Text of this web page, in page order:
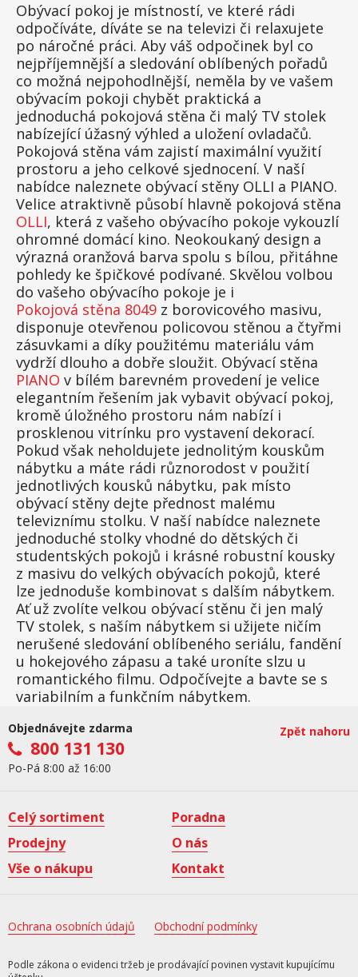
Obývací pokoj je místností, ve které rádi
odpočíváte, díváte se na televizi či relaxujete
po náročné práci. Aby váš odpočinek byl co
nejpříjemnější a sledování oblíbených pořadů
co možná nejpohodlnější, neměla by ve vašem
obývacím pokoji chybět praktická a
jednoduchá pokojová stěna či malý TV stolek
nabízející úžasný výhled a uložení ovladačů.
Pokojová stěna vám zajistí maximální využití
prostoru a jeho celkové sjednocení. V naší
nabídce naleznete obývací stěny OLLI a PIANO.
Velice atraktivně působí hlavně pokojová stěna
OLLI, která z vašeho obývacího pokoje vykouzlí
ohromné domácí kino. Neokoukaný design a
výrazná oranžová barva spolu s bílou, přitáhne
pohledy ke špičkové podívané. Skvělou volbou
do vašeho obývacího pokoje je i
Pokojová stěna 8049 z borovicového masivu,
disponuje otevřenou policovou stěnou a čtyřmi
zásuvkami a díky použitému materiálu vám
vydrží dlouho a dobře sloužit. Obývací stěna
PIANO v bílém barevném provedení je velice
elegantním řešením jak vybavit obývací pokoj,
kromě úložného prostoru nám nabízí i
prosklenou vitrínku pro vystavení dekorací.
Pokud však neholdujete jednolitým kouskům
nábytku a máte rádi různorodost v použití
jednotlivých kousků nábytku, pak místo
obývací stěny dejte přednost malému
televiznímu stolku. V naší nabídce naleznete
jednoduché stolky vhodné do dětských či
studentských pokojů i krásné robustní kousky
z masivu do velkých obývacích pokojů, které
lze jednoduše kombinovat s dalším nábytkem.
Ať už zvolíte velkou obývací stěnu či jen malý
TV stolek, s naším nábytkem si užijete ničím
nerušené sledování oblíbeného seriálu, fandění
u hokejového zápasu a také uroníte slzu u
romantického filmu. Odpočívejte a bavte se s
variabilním a funkčním nábytkem.
Objednávejte zdarma
800 131 130
Po-Pá 8:00 až 16:00
Zpět nahoru
Celý sortiment
Poradna
Prodejny
O nás
Vše o nákupu
Kontakt
Ochrana osobních údajů Obchodní podmínky
Podle zákona o evidenci tržeb je prodávající povinen vystavit kupujícímu